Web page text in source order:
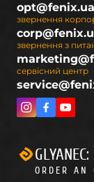
opt@fenix.ua
звернення
звернення з
сервісний центр
ORDER AN